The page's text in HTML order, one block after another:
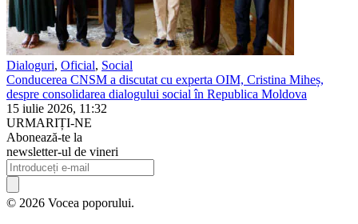
Dialoguri, Oficial, Social
Conducerea CNSM a discutat cu experta OIM, Cristina Miheș,
despre consolidarea dialogului social în Republica Moldova
15 iulie 2026, 11:32
URMARIȚI-NE
Abonează-te la
newsletter-ul de vineri
© 2026 Vocea poporului.